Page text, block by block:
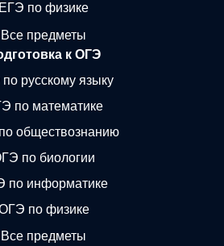
ЕГЭ по физике
Все предметы
к ОГЭ
русскому языку
по математике
обществознанию
по биологии
по информатике
по физике
Все предметы